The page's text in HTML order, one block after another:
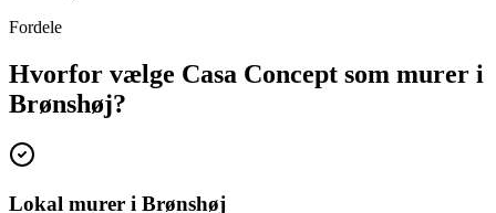
Fordele
Hvorfor vælge Casa Concept som murer i
Brønshøj?
Lokal murer i Brønshøj